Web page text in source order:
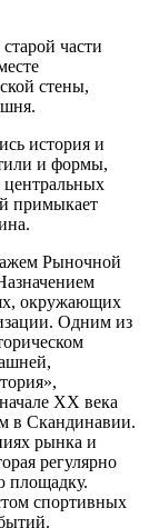
части
стены,
история и
и формы,
центральных
примыкает
Рыночной
окружающих
Одним из
XX века
в Скандинавии.
рынка и
регулярно
площадку.
спортивных